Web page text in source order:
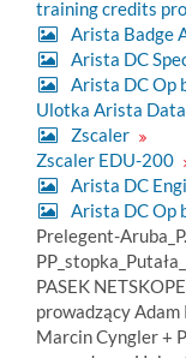
training credits
Arista Badge
Arista DC
Arista DC Op
Ulotka Arista
Zscaler
Zscaler EDU-200
Arista DC
Arista DC Op
Prelegent-
PASEK
prowadzący
Marcin Cyngler +